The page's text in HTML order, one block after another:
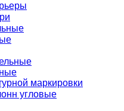
маркировки
угловые